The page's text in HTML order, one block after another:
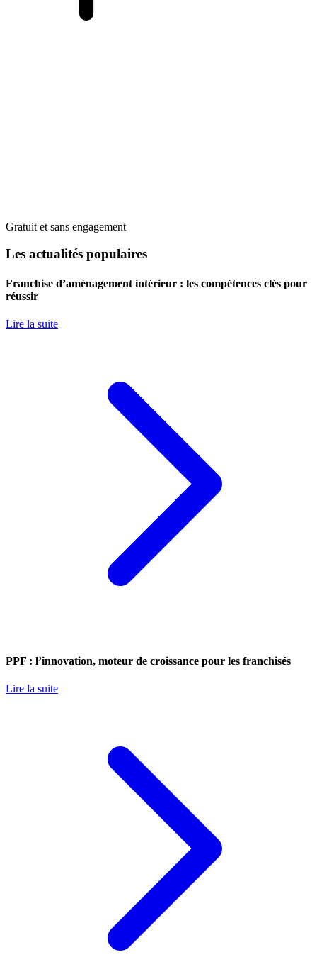
Gratuit et sans engagement
Les actualités populaires
Franchise d’aménagement intérieur : les compétences clés pour
réussir
Lire la suite
PPF : l’innovation, moteur de croissance pour les franchisés
Lire la suite